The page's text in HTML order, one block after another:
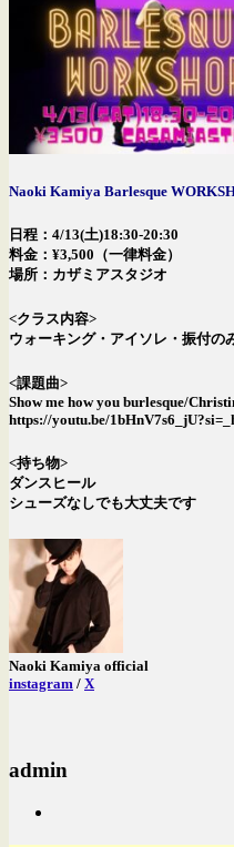
Naoki Kamiya Barlesque
日程：4/13(土)18:30-20:30
料金：¥3,500（一律料金）
場所：カザミアスタジオ
<クラス内容>
ウォーキング・アイソレ・振付の
<課題曲>
Show me how you burlesque/
https://youtu.be/
<持ち物>
ダンスヒール
シューズなしでも大丈夫です
Naoki Kamiya official
instagram / X
admin